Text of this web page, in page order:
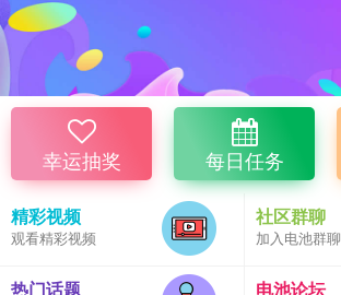
幸运抽奖 每日任务
精彩视频
观看精彩视频
社区群聊
加入电池群聊
热门话题 电池论坛